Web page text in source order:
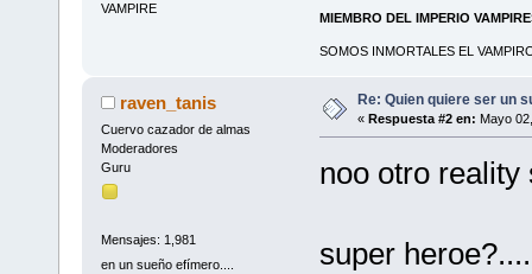
VAMPIRE
MIEMBRO DEL IMPERIO
SOMOS INMORTALES EL
raven_tanis
Cuervo cazador de almas
Moderadores
Guru
Mensajes: 1,981
en un sueño efímero....
Re: Quien quiere ser un
« Respuesta #2 en: Mayo
noo otro reality
super